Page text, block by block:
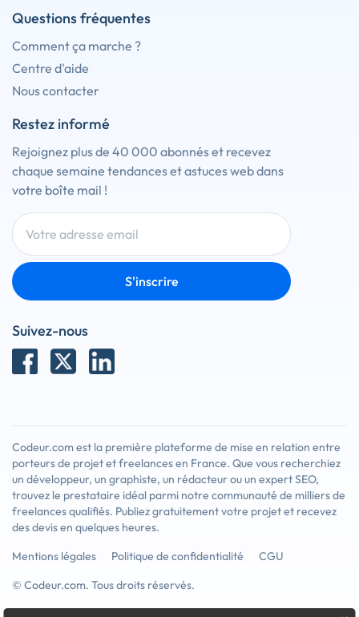
Questions fréquentes
Comment ça marche ?
Centre d'aide
Nous contacter
Restez informé
Rejoignez plus de 40 000 abonnés et recevez
chaque semaine tendances et astuces web dans
votre boîte mail !
S'inscrire
Suivez-nous
Codeur.com est la première plateforme de mise en relation entre
porteurs de projet et freelances en France. Que vous recherchiez
un développeur, un graphiste, un rédacteur ou un expert SEO,
trouvez le prestataire idéal parmi notre communauté de milliers de
freelances qualifiés. Publiez gratuitement votre projet et recevez
des devis en quelques heures.
Mentions légales
Politique de confidentialité
CGU
© Codeur.com. Tous droits réservés.